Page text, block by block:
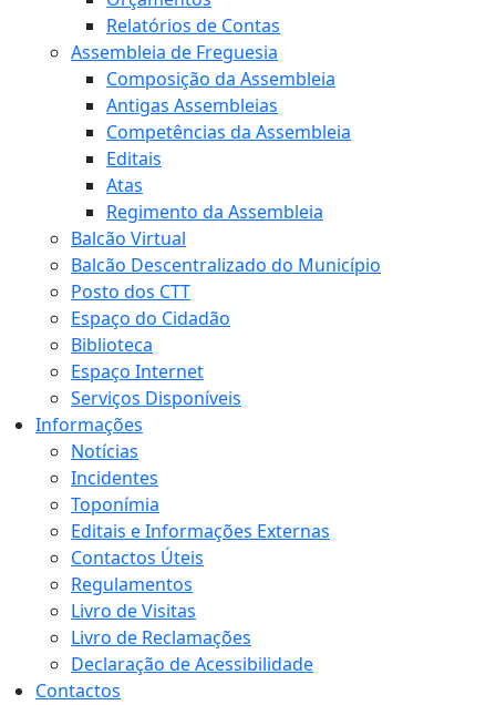
Relatórios de Contas
Assembleia de Freguesia
Composição da Assembleia
Antigas Assembleias
Competências da Assembleia
Editais
Atas
Regimento da Assembleia
Balcão Virtual
Balcão Descentralizado do Município
Posto dos CTT
Espaço do Cidadão
Biblioteca
Espaço Internet
Serviços Disponíveis
Informações
Notícias
Incidentes
Toponímia
Editais e Informações Externas
Contactos Úteis
Regulamentos
Livro de Visitas
Livro de Reclamações
Declaração de Acessibilidade
Contactos